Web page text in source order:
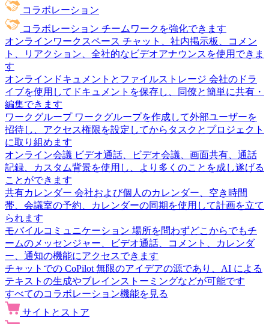
コラボレーション
コラボレーション チームワークを強化できます
オンラインワークスペース チャット、社内掲示板、コメン
ト、リアクション、全社的なビデオアナウンスを使用できま
す
オンラインドキュメントとファイルストレージ 会社のドラ
イブを使用してドキュメントを保存し、同僚と簡単に共有・
編集できます
ワークグループ ワークグループを作成して外部ユーザーを
招待し、アクセス権限を設定してからタスクとプロジェクト
に取り組めます
オンライン会議 ビデオ通話、ビデオ会議、画面共有、通話
記録、カスタム背景を使用し、より多くのことを成し遂げる
ことができます
共有カレンダー 会社および個人のカレンダー、空き時間
帯、会議室の予約、カレンダーの同期を使用して計画を立て
られます
モバイルコミュニケーション 場所を問わずどこからでもチ
ームのメッセンジャー、ビデオ通話、コメント、カレンダ
ー、通知の機能にアクセスできます
チャットでの CoPilot 無限のアイデアの源であり、AI による
テキストの生成やブレインストーミングなどが可能です
すべてのコラボレーション機能を見る
サイトとストア